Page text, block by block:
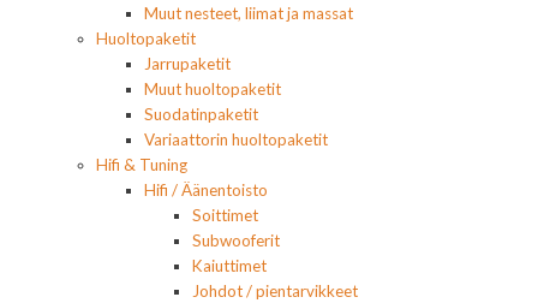
Muut nesteet, liimat ja massat
Huoltopaketit
Jarrupaketit
Muut huoltopaketit
Suodatinpaketit
Variaattorin huoltopaketit
Hifi & Tuning
Hifi / Äänentoisto
Soittimet
Subwooferit
Kaiuttimet
Johdot / pientarvikkeet